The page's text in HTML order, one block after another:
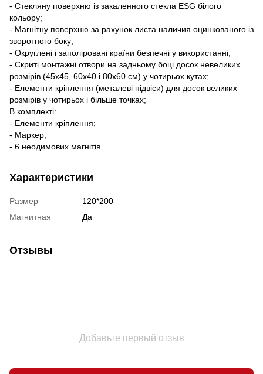
- Стекляну поверхню із закаленного стекла ESG білого
кольору;
- Магнітну поверхню за рахунок листа наличия оцинкованого із
зворотного боку;
- Округлені і заполіровані країни безпечні у використанні;
- Скриті монтажні отвори на задньому боці досок невеликих
розмірів (45х45, 60х40 і 80х60 см) у чотирьох кутах;
- Елементи кріплення (металеві підвіси) для досок великих
розмірів у чотирьох і більше точках;
В комплекті:
- Елементи кріплення;
- Маркер;
- 6 неодимових магнітів
Характеристики
Размер
120*200
Магнитная
Да
Отзывы
Добавьте первый отзыв